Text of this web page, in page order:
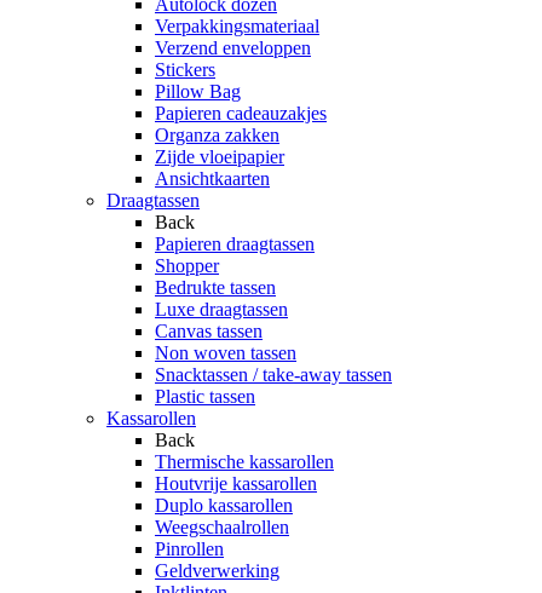
Autolock dozen
Verpakkingsmateriaal
Verzend enveloppen
Stickers
Pillow Bag
Papieren cadeauzakjes
Organza zakken
Zijde vloeipapier
Ansichtkaarten
Draagtassen
Back
Papieren draagtassen
Shopper
Bedrukte tassen
Luxe draagtassen
Canvas tassen
Non woven tassen
Snacktassen / take-away tassen
Plastic tassen
Kassarollen
Back
Thermische kassarollen
Houtvrije kassarollen
Duplo kassarollen
Weegschaalrollen
Pinrollen
Geldverwerking